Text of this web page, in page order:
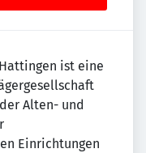
ist eine
Alten- und
Einrichtungen